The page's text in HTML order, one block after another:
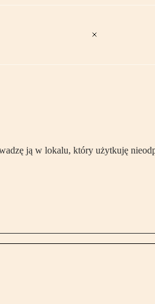
ją w lokalu, który użytkuję